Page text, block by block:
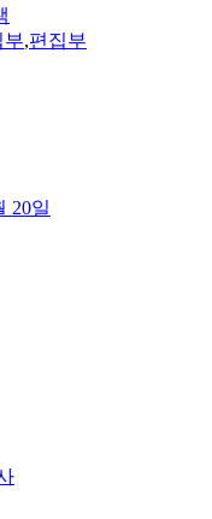
부,편집부
20일